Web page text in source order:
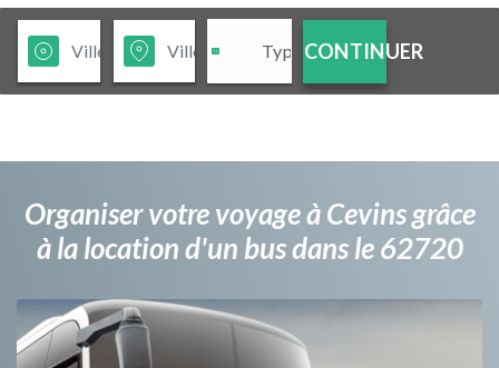
CONTINUER
Organiser votre voyage à Cevins grâce
à la location d'un bus dans le 62720